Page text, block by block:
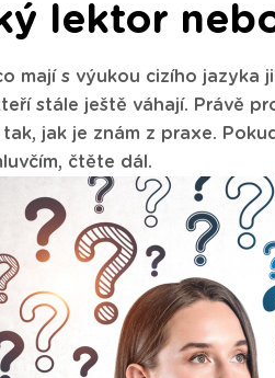
lektor
mají s výukou cizího jazyka
stále ještě váhají. Právě
jak je znám z praxe.
čtěte dál.